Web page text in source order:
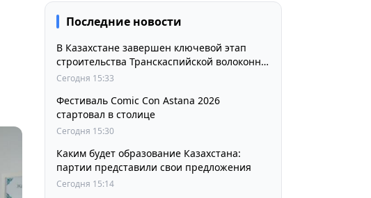
Последние новости
В Казахстане завершен ключевой этап
строительства Транскаспийской волоконно-
оптической линии связи
Сегодня 15:33
Фестиваль Comic Con Astana 2026
стартовал в столице
Сегодня 15:30
Каким будет образование Казахстана:
партии представили свои предложения
Сегодня 15:14